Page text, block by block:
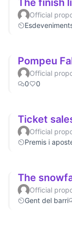
Official
Pompeu
Official
0
0
Ticket
Official
Premis i
The
Official
Gent del barri